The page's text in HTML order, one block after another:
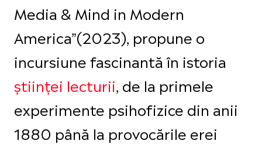
Media & Mind in Modern
America”(2023), propune o
incursiune fascinantă în istoria
științei lecturii, de la primele
experimente psihofizice din anii
1880 până la provocările erei